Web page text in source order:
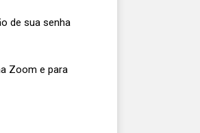
de sua senha
Zoom e para